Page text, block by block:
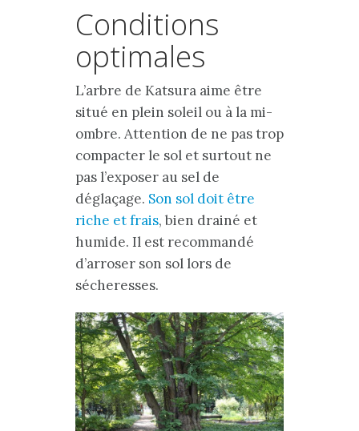
Conditions
optimales
L’arbre de Katsura aime être
situé en plein soleil ou à la mi-
ombre. Attention de ne pas trop
compacter le sol et surtout ne
pas l’exposer au sel de
déglaçage. Son sol doit être
riche et frais, bien drainé et
humide. Il est recommandé
d’arroser son sol lors de
sécheresses.